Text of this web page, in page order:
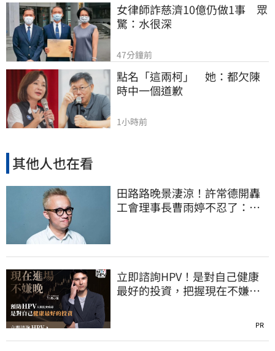
女律師詐慈濟10億仍做1事　眾
驚：水很深
47分鐘前
點名「這兩柯」　她：都欠陳
時中一個道歉
1小時前
其他人也在看
田路路晚景淒涼！許常德開轟
工會理事長曹雨婷不忍了：別
立即諮詢HPV！是對自己健康
最好的投資，把握現在不嫌
PR